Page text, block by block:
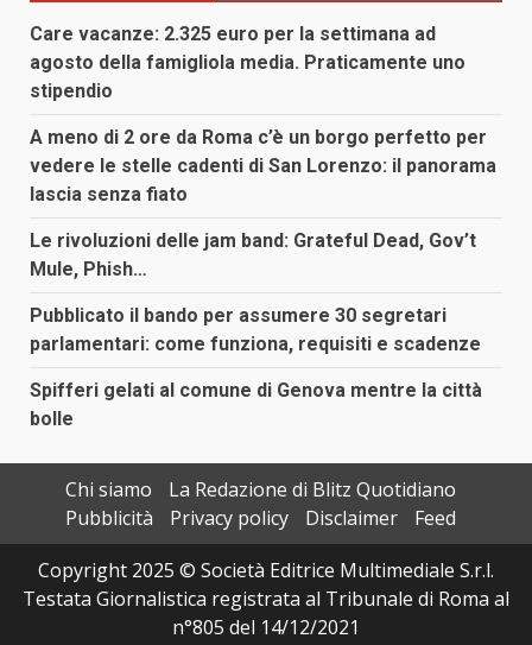
Care vacanze: 2.325 euro per la settimana ad
agosto della famigliola media. Praticamente uno
stipendio
A meno di 2 ore da Roma c’è un borgo perfetto per
vedere le stelle cadenti di San Lorenzo: il panorama
lascia senza fiato
Le rivoluzioni delle jam band: Grateful Dead, Gov’t
Mule, Phish…
Pubblicato il bando per assumere 30 segretari
parlamentari: come funziona, requisiti e scadenze
Spifferi gelati al comune di Genova mentre la città
bolle
Chi siamo
La Redazione di Blitz Quotidiano
Pubblicità
Privacy policy Disclaimer
Feed
Copyright 2025 © Società Editrice Multimediale S.r.l.
Testata Giornalistica registrata al Tribunale di Roma al
n°805 del 14/12/2021